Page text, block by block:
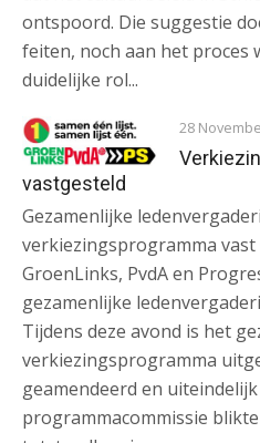
ontspoord. Die suggestie
feiten, noch aan het proces
duidelijke rol...
28
vastgesteld
Gezamenlijke
verkiezingsprogramma
GroenLinks, PvdA en
gezamenlijke
Tijdens deze avond is het
verkiezingsprogramma
geamendeerd en
programmacommissie